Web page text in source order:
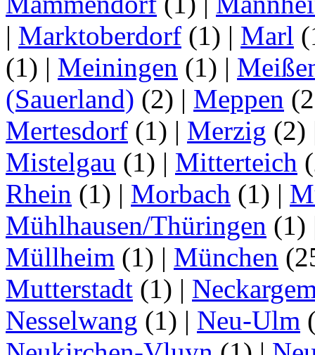
| Marktoberdorf (1) | Marl
(1) | Meiningen (1) |
(Sauerland) (2) | Meppen
Mertesdorf (1) | Merzig (2)
Mistelgau (1) | Mitterteich
Rhein (1) | Morbach (1) |
Mühlhausen/Thüringen (1)
Müllheim (1) | München
Mutterstadt (1) |
Nesselwang (1) | Neu-Ulm